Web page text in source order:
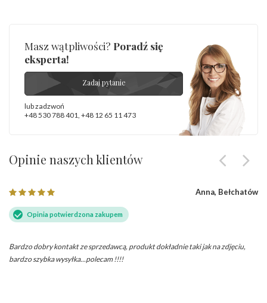
Masz wątpliwości? Poradź się
eksperta!
Zadaj pytanie
lub zadzwoń
+48 530 788 401 +48 12 65 11 473
Opinie naszych klientów
Anna, Bełchatów
Opinia potwierdzona zakupem
Bardzo dobry kontakt ze sprzedawcą, produkt dokładnie taki jak na zdjęciu,
bardzo szybka wysyłka...polecam !!!!